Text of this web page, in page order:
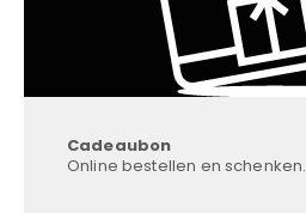
Cadeaubon
Online bestellen en schenken.